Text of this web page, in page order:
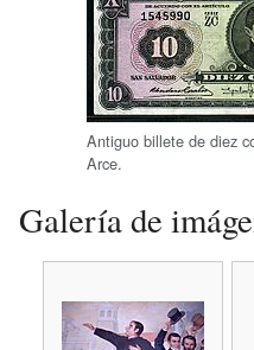
Antiguo billete de diez
Arce.
Galería de